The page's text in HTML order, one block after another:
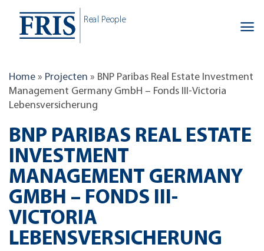
content
Real People
Home » Projecten » BNP Paribas Real Estate Investment
Management Germany GmbH – Fonds III-Victoria
Lebensversicherung
BNP PARIBAS REAL ESTATE
INVESTMENT
MANAGEMENT GERMANY
GMBH – FONDS III-
VICTORIA
LEBENSVERSICHERUNG